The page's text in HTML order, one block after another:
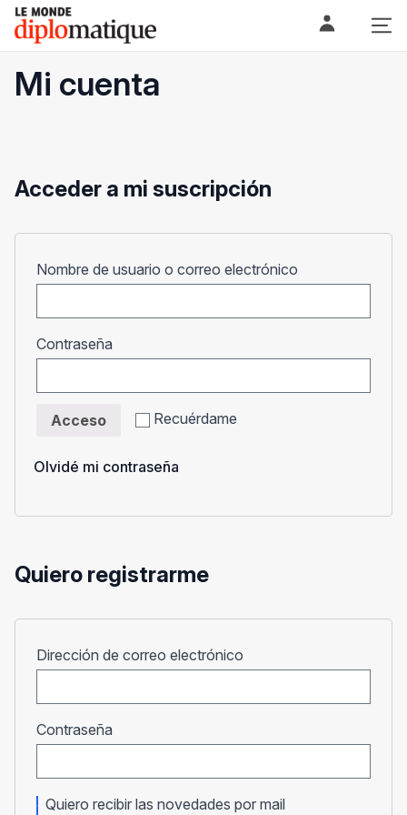
Skip
content
Le monde diplomatique
Mi cuenta
Acceder a mi suscripción
Nombre de usuario o correo electrónico
Contraseña
Recuérdame
Acceso
Olvidé mi contraseña
Quiero registrarme
Dirección de correo electrónico
Contraseña
Quiero recibir las novedades por mail